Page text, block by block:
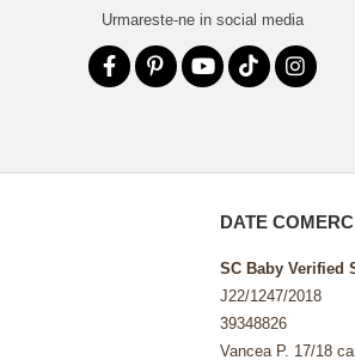
Urmareste-ne in social media
DATE
SC Baby Verified
J22/1247/2018
39348826
Vancea P. 17/18